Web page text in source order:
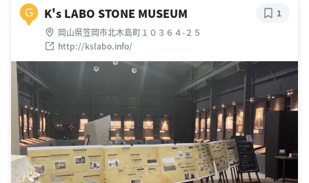
G K's LABO STONE MUSEUM
岡山県笠岡市北木島町１０３６４-２５
http://kslabo.info/
1